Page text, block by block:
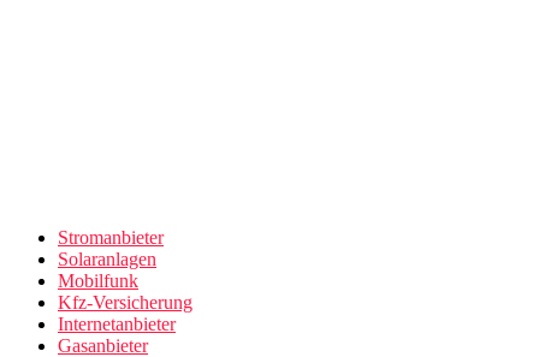
Stromanbieter
Solaranlagen
Mobilfunk
Kfz-Versicherung
Internetanbieter
Gasanbieter